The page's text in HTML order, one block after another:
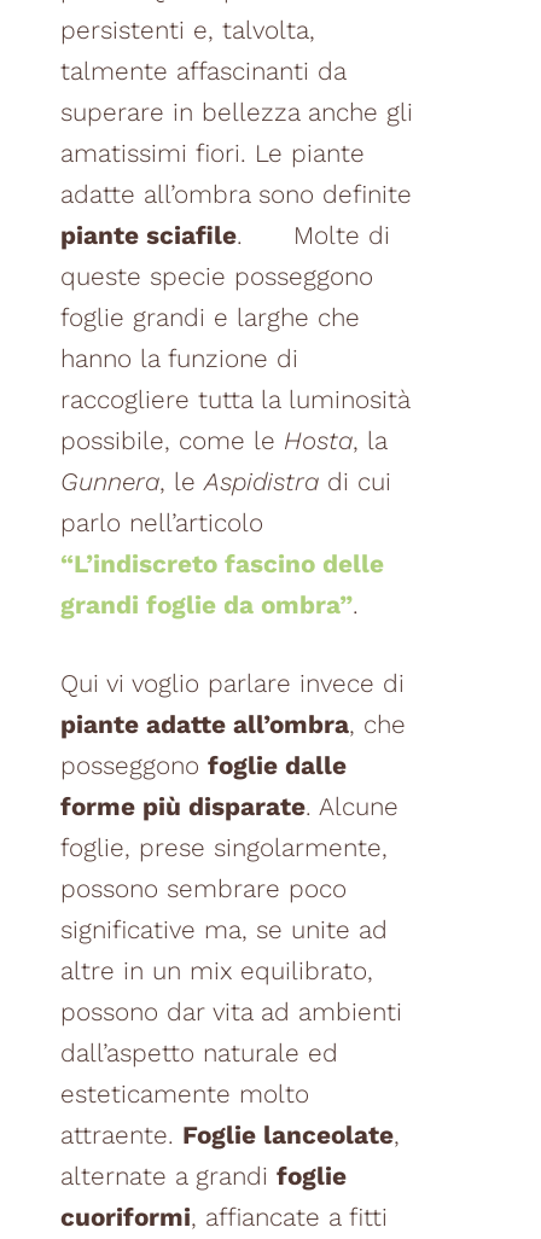
persistenti e, talvolta,
talmente affascinanti da
superare in bellezza anche gli
amatissimi fiori. Le piante
adatte all’ombra sono definite
piante sciafile. Molte di
queste specie posseggono
foglie grandi e larghe che
hanno la funzione di
raccogliere tutta la luminosità
possibile, come le Hosta, la
Gunnera, leAspidistra di cui
parlo nell’articolo
“L’indiscreto fascino delle
grandi foglie da ombra”.
Qui vi voglio parlare invece di
piante adatte all’ombra, che
posseggono foglie dalle
forme più disparate. Alcune
foglie, prese singolarmente,
possono sembrare poco
significative ma, se unite ad
altre in un mix equilibrato,
possono dar vita ad ambienti
dall’aspetto naturale ed
esteticamente molto
attraente. Foglie lanceolate,
alternate a grandi foglie
cuoriformi, affiancate a fitti